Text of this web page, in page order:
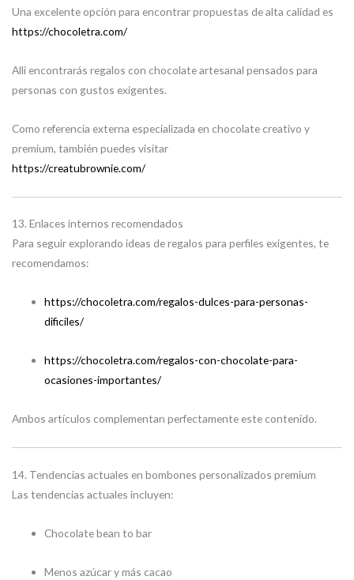
Una excelente opción para encontrar propuestas de alta calidad es
https://chocoletra.com/
Allí encontrarás regalos con chocolate artesanal pensados para
personas con gustos exigentes.
Como referencia externa especializada en chocolate creativo y
premium, también puedes visitar
https://creatubrownie.com/
13. Enlaces internos recomendados
Para seguir explorando ideas de regalos para perfiles exigentes, te
recomendamos:
https://chocoletra.com/regalos-dulces-para-personas-
dificiles/
https://chocoletra.com/regalos-con-chocolate-para-
ocasiones-importantes/
Ambos artículos complementan perfectamente este contenido.
14. Tendencias actuales en bombones personalizados premium
Las tendencias actuales incluyen:
Chocolate bean to bar
Menos azúcar y más cacao